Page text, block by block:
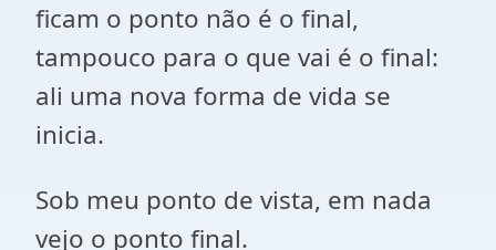
ficam o ponto não é o final,
tampouco para o que vai é o final:
ali uma nova forma de vida se
inicia.
Sob meu ponto de vista, em nada
vejo o ponto final.